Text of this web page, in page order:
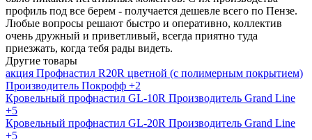
профиль под все берем - получается дешевле всего по Пензе.
Любые вопросы решают быстро и оперативно, коллектив
очень дружный и приветливый, всегда приятно туда
приезжать, когда тебя рады видеть.
Другие товары
акция Профнастил R20R цветной (с полимерным покрытием)
Производитель Покрофф +2
Кровельный профнастил GL-10R Производитель Grand Line
+5
Кровельный профнастил GL-20R Производитель Grand Line
+5